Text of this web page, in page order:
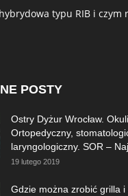
typu RIB i czym
POSTY
Ostry Dyżur Wrocław.
Ortopedyczny,
laryngologiczny. SOR –
19 lutego 2019
Gdzie można zrobić grilla